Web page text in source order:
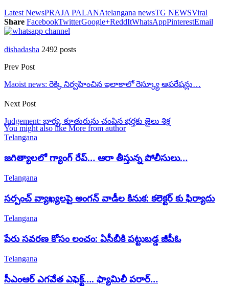
Latest NewsPRAJA PALANAtelangana newsTG NEWSViral
Share FacebookTwitterGoogle+ReddItWhatsAppPinterestEmail
dishadasha 2492 posts
Prev Post
Maoist news: రెక్కి నిర్వహించిన ఇలాకాలో రెస్క్యూ ఆపరేషన్లు…
Next Post
Judgement: భార్య, కూతురును చంపిన భర్తకు జైలు శిక్ష
You might also like More from author
Telangana
జగిత్యాలలో గ్యాంగ్ రేప్… ఆరా తీస్తున్న పోలీసులు…
Telangana
సర్పంచ్ వ్యాఖ్యలపై అంగన్ వాడీల కినుక: కలెక్టర్ కు ఫిర్యాదు
Telangana
పేరు సవరణ కోసం లంచం: ఏసీబీకి పట్టుబడ్డ జీపీఓ
Telangana
సీఎంఆర్ ఎగవేత ఎఫెక్ట్…. ఫ్యామిలీ పరార్…